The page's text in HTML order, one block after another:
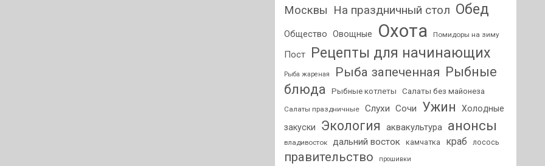
Москвы На праздничный стол Обед
Общество Овощные Охота Помидоры на зиму
Пост Рецепты для начинающих
Рыба жареная Рыба запеченная Рыбные
блюда
Рыбные котлеты Салаты без майонеза
Салаты праздничные Слухи Сочи Ужин
Холодные
закуски
Экология аквакультура анонсы
владивосток дальний восток камчатка краб лосось
правительство прошивки